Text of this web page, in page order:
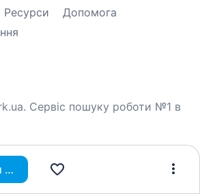
вакансію
Ресурси
Допомога
Сервіс пошуку роботи №1 в